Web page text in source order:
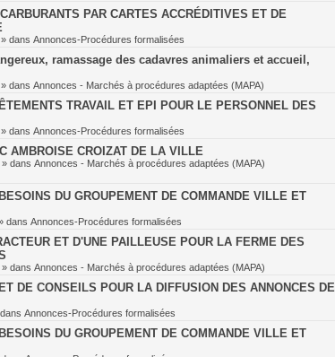
PAR CARTES ACCRÉDITIVES ET DE
» dans Annonces-Procédures formalisées
ramassage des cadavres animaliers et accueil,
» dans Annonces - Marchés à procédures adaptées (MAPA)
TRAVAIL ET EPI POUR LE PERSONNEL DES
» dans Annonces-Procédures formalisées
AMBROISE CROIZAT DE LA VILLE
» dans Annonces - Marchés à procédures adaptées (MAPA)
DU GROUPEMENT DE COMMANDE VILLE ET
dans Annonces-Procédures formalisées
ET D'UNE PAILLEUSE POUR LA FERME DES
» dans Annonces - Marchés à procédures adaptées (MAPA)
DE CONSEILS POUR LA DIFFUSION DES ANNONCES DE
Annonces-Procédures formalisées
DU GROUPEMENT DE COMMANDE VILLE ET